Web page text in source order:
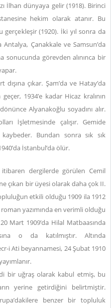
İlhan dünyaya gelir (1918). Birinci
hekim olarak atanır. Bu
gerçekleşir (1920). İki yıl sonra da
Çanakkale ve Samsun’da
sonucunda görevden alınınca bir
çıkar. Şam’da ve Hatay’da
1934’e kadar Hicaz kralının
Alyanakoğlu soyadını alır.
İşletmesinde çalışır. Gemide
Bundan sonra sık sık
İstanbul’da ölür.
itibaren dergilerde görülen Cemil
çıkan bir üyesi olarak daha çok II.
etkili olduğu 1909 ila 1912
roman yazımında en verimli olduğu
Mart 1909’da Hilal Matbaasında
o da katılmıştır. Altında
i Ati beyannamesi, 24 Şubat 1910
bir uğraş olarak kabul etmiş, bu
yerine getirdiğini belirtmiştir.
benzer bir topluluk